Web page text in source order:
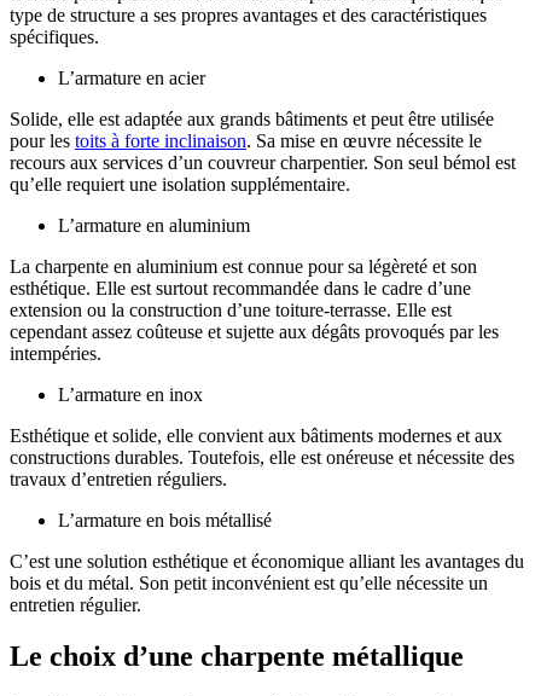
type de structure a ses propres avantages et des caractéristiques
spécifiques.
L’armature en acier
Solide, elle est adaptée aux grands bâtiments et peut être utilisée
pour les toits à forte inclinaison. Sa mise en œuvre nécessite le
recours aux services d’un couvreur charpentier. Son seul bémol est
qu’elle requiert une isolation supplémentaire.
L’armature en aluminium
La charpente en aluminium est connue pour sa légèreté et son
esthétique. Elle est surtout recommandée dans le cadre d’une
extension ou la construction d’une toiture-terrasse. Elle est
cependant assez coûteuse et sujette aux dégâts provoqués par les
intempéries.
L’armature en inox
Esthétique et solide, elle convient aux bâtiments modernes et aux
constructions durables. Toutefois, elle est onéreuse et nécessite des
travaux d’entretien réguliers.
L’armature en bois métallisé
C’est une solution esthétique et économique alliant les avantages du
bois et du métal. Son petit inconvénient est qu’elle nécessite un
entretien régulier.
Le choix d’une charpente métallique